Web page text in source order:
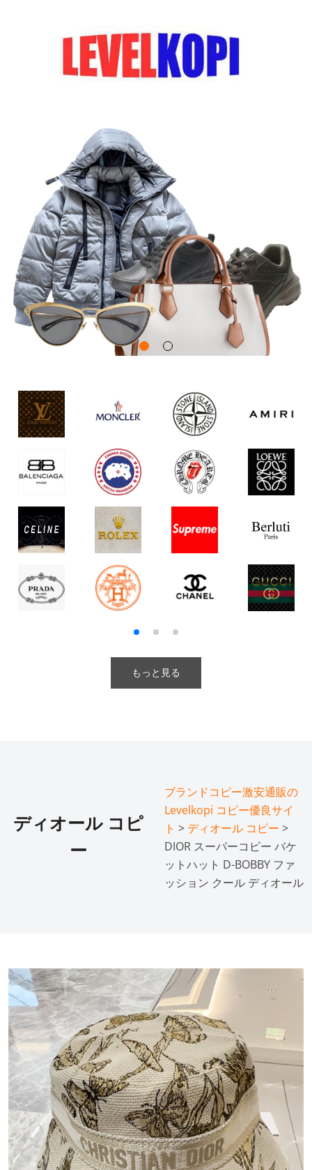
もっと見る
ディオール コピ
ー
ブランドコピー激安通販の
Levelkopi コピー優良サイ
ト > ディオール コピー >
DIOR スーパーコピー バケ
ットハット D-BOBBY ファ
ッション クール ディオール